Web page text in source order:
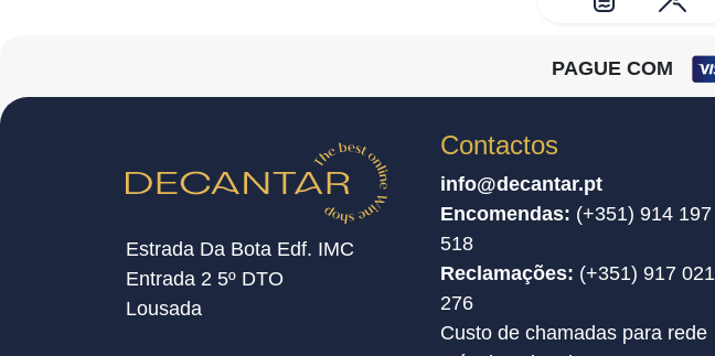
PAGUE COM
Estrada Da Bota Edf. IMC
Entrada 2 5º DTO
Lousada
Contactos
info@decantar.pt
Encomendas: (+351) 914 197
518
Reclamações: (+351) 917 021
276
Custo de chamadas para rede